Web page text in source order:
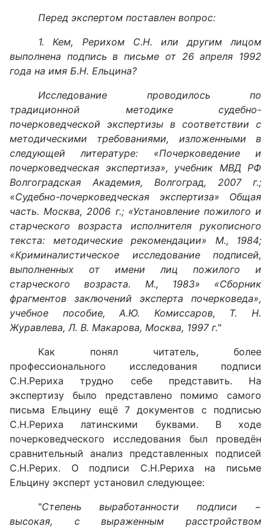
Перед экспертом поставлен вопрос:
1. Кем, Рерихом С.Н. или другим лицом
выполнена подпись в письме от 26 апреля 1992
года на имя Б.Н. Ельцина?
Исследование проводилось по
традиционной методике судебно-
почерковедческой экспертизы в соответствии с
методическими требованиями, изложенными в
следующей литературе: «Почерковедение и
почерковедческая экспертиза», учебник МВД РФ
Волгоградская Академия, Волгоград, 2007 г.;
«Судебно-почерковедческая экспертиза» Общая
часть. Москва, 2006 г.; «Установление пожилого и
старческого возраста исполнителя рукописного
текста: методические рекомендации» М., 1984;
«Криминалистическое исследование подписей,
выполненных от имени лиц пожилого и
старческого возраста. М., 1983» «Сборник
фрагментов заключений эксперта почерковеда»,
учебное пособие, А.Ю. Комиссаров, Т. Н.
Журавлева, Л. В. Макарова, Москва, 1997 г."
Как понял читатель, более
профессионального исследования подписи
С.Н.Рериха трудно себе представить. На
экспертизу было представлено помимо самого
письма Ельцину ещё 7 документов с подписью
С.Н.Рериха латинскими буквами. В ходе
почерковедческого исследования был проведён
сравнительный анализ представленных подписей
С.Н.Рерих. О подписи С.Н.Рериха на письме
Ельцину эксперт установил следующее:
"Степень выработанности подписи −
высокая, с выраженным расстройством